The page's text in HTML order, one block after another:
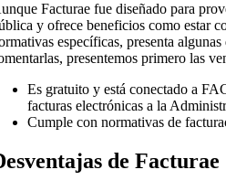
Facturae fue diseñado para
y ofrece beneficios como estar
específicas, presenta
presentemos primero las
Es gratuito y está conectado a
facturas electrónicas a la
Cumple con normativas de
de Facturae